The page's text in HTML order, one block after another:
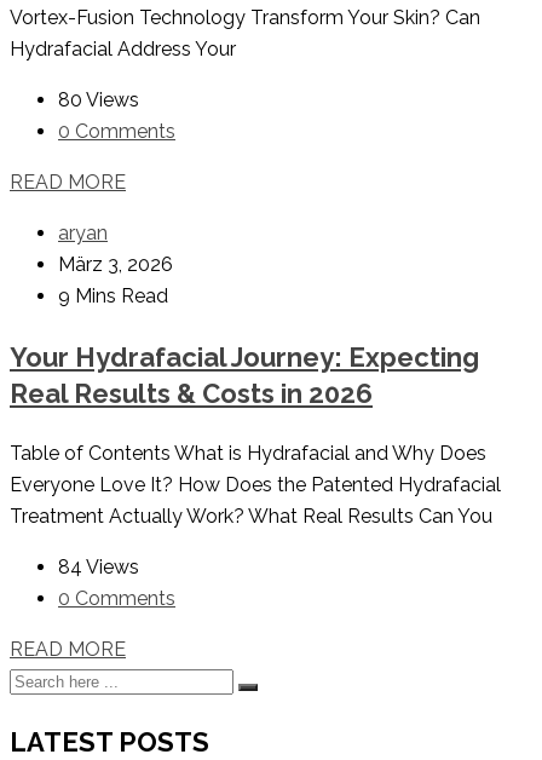
Vortex-Fusion Technology Transform Your Skin? Can
Hydrafacial Address Your
80 Views
0 Comments
READ MORE
aryan
März 3, 2026
9 Mins Read
Your Hydrafacial Journey: Expecting
Real Results & Costs in 2026
Table of Contents What is Hydrafacial and Why Does
Everyone Love It? How Does the Patented Hydrafacial
Treatment Actually Work? What Real Results Can You
84 Views
0 Comments
READ MORE
LATEST POSTS